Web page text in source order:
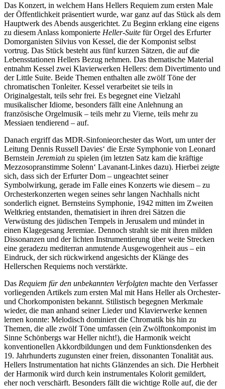
Das Konzert, in welchem Hans Hellers Requiem zum ersten Male
der Öffentlichkeit präsentiert wurde, war ganz auf das Stück als dem
Hauptwerk des Abends ausgerichtet. Zu Beginn erklang eine eigens
zu diesem Anlass komponierte Heller-Suite für Orgel des Erfurter
Domorganisten Silvius von Kessel, die der Komponist selbst
vortrug. Das Stück besteht aus fünf kurzen Sätzen, die auf die
Lebensstationen Hellers Bezug nehmen. Das thematische Material
entnahm Kessel zwei Klavierwerken Hellers: dem Divertimento und
der Little Suite. Beide Themen enthalten alle zwölf Töne der
chromatischen Tonleiter. Kessel verarbeitet sie teils in
Originalgestalt, teils sehr frei. Es begegnet eine Vielzahl
musikalischer Idiome, besonders fällt eine Anlehnung an
französische Orgelmusik – teils mehr zu Vierne, teils mehr zu
Messiaen tendierend – auf.
Danach ergriff das MDR-Sinfonieorchester das Wort, um unter der
Leitung Dennis Russell Davies‘ die Erste Symphonie von Leonard
Bernstein Jeremiah zu spielen (im letzten Satz kam die kräftige
Mezzosopranstimme Solenn‘ Lavanant-Linkes dazu). Hierbei zeigte
sich, dass sich der Erfurter Dom – ungeachtet seiner
Symbolwirkung, gerade im Falle eines Konzerts wie diesem – zu
Orchesterkonzerten wegen seines sehr langen Nachhalls nicht
sonderlich eignet. Bernsteins Symphonie, 1942 mitten im Zweiten
Weltkrieg entstanden, thematisiert in ihren drei Sätzen die
Verwüstung des jüdischen Tempels in Jerusalem und mündet in
einen Klagegesang Jeremiae. Dennoch strahlt sie mit ihren milden
Dissonanzen und der lichten Instrumentierung über weite Strecken
eine geradezu mediterran anmutende Ausgewogenheit aus – ein
Eindruck, der sich rückwirkend angesichts der Klänge des
Hellerschen Requiems noch verstärkte.
Das Requiem für den unbekannten Verfolgten machte den Verfasser
vorliegenden Artikels zum ersten Mal mit Hans Heller als Orchester-
und Chorkomponisten bekannt. Stilistisch begegnen Merkmale
wieder, die man anhand seiner Lieder und Klavierwerke kennen
lernen konnte: Melodisch dominiert die Chromatik bis hin zu
Themen, die alle zwölf Töne umfassen (ein Zwölftonkomponist im
Sinne Schönbergs war Heller nicht!), die Harmonik weicht
konventionellen Akkordbildungen und dem Funktionsdenken des
19. Jahrhunderts zugunsten einer freien, dissonanten Tonalität aus.
Hellers Instrumentation hat nichts Glänzendes an sich. Die Herbheit
der Harmonik wird durch kein instrumentales Kolorit gemildert,
eher noch verschärft. Besonders fällt die wichtige Rolle auf, die der